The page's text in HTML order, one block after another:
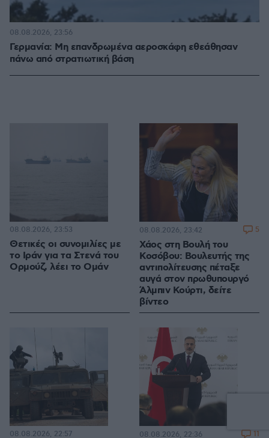
Γερμανία: Μη επανδρωμένα αεροσκάφη εθεάθησαν
πάνω από στρατιωτική βάση
08.08.2026, 23:56
Θετικές οι συνομιλίες με
το Ιράν για τα Στενά του
Ορμούζ, λέει το Ομάν
08.08.2026, 23:53
Χάος στη Βουλή του
Κοσόβου: Βουλευτής της
αντιπολίτευσης πέταξε
αυγά στον πρωθυπουργό
Άλμπιν Κούρτι, δείτε
βίντεο
08.08.2026, 23:42 5
08.08.2026, 22:57 08.08.2026, 22:36 11